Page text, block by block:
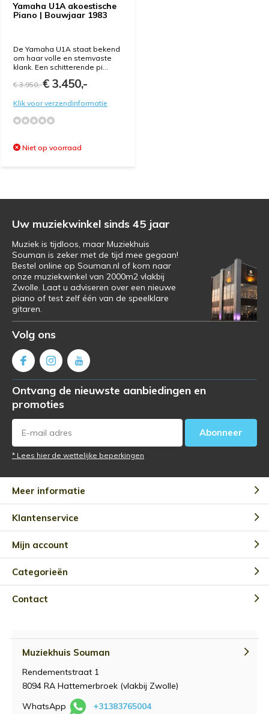
Yamaha U1A akoestische
Piano | Bouwjaar 1983
De Yamaha U1A staat bekend
om haar volle en stemvaste
klank. Een schitterende pi...
€ 3.950,-€ 3.450,-
Klik voor verzendinformatie
Niet op voorraad
Uw muziekwinkel sinds 45 jaar
Muziek is tijdloos, maar Muziekhuis
Souman is zeker met de tijd mee gegaan!
Bestel online op Souman.nl of kom naar
onze muziekwinkel van 2000m2 vlakbij
Zwolle. Laat u adviseren over een nieuwe
piano of test zelf één van de speelklare
gitaren.
Volg ons
Ontvang de nieuwste aanbiedingen en
promoties
Abonneer
* Lees hier de wettelijke beperkingen
Meer informatie
Klantenservice
Mijn account
Categorieën
Contact
Muziekhuis Souman
Rendementstraat 1
8094 RA Hattemerbroek (vlakbij Zwolle)
WhatsApp
+31383765004